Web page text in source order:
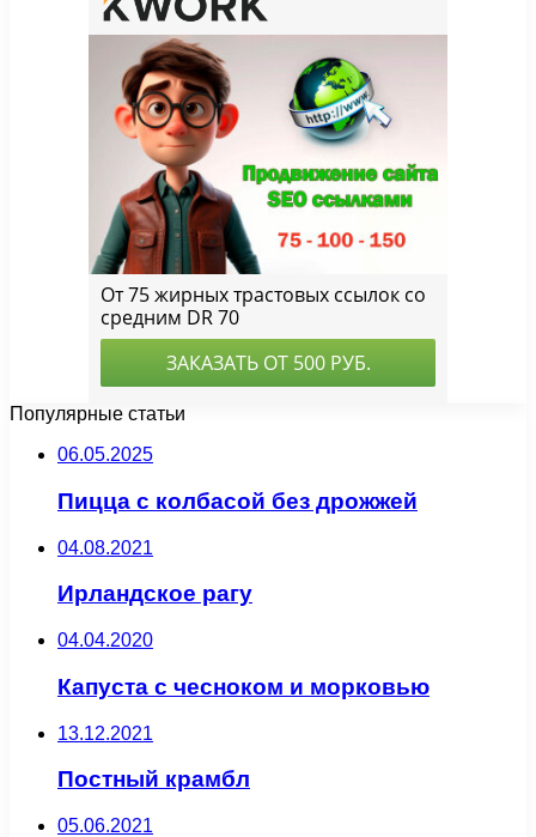
Популярные статьи
06.05.2025
Пицца с колбасой без дрожжей
04.08.2021
Ирландское рагу
04.04.2020
Капуста с чесноком и морковью
13.12.2021
Постный крамбл
05.06.2021